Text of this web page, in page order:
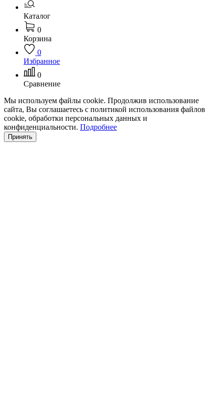
Каталог
0
Корзина
0
Избранное
0
Сравнение
Мы используем файлы cookie. Продолжив использование
сайта, Вы соглашаетесь с политикой использования файлов
cookie, обработки персональных данных и
конфиденциальности. Подробнее
Принять